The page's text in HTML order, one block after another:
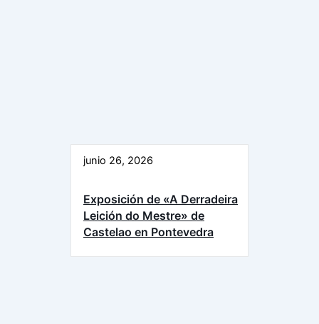
junio 26, 2026
Exposición de «A Derradeira
Leición do Mestre» de
Castelao en Pontevedra